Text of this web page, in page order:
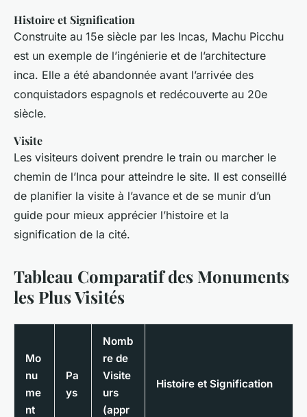
Histoire et Signification
Construite au 15e siècle par les Incas, Machu Picchu
est un exemple de l’ingénierie et de l’architecture
inca. Elle a été abandonnée avant l’arrivée des
conquistadors espagnols et redécouverte au 20e
siècle.
Visite
Les visiteurs doivent prendre le train ou marcher le
chemin de l’Inca pour atteindre le site. Il est conseillé
de planifier la visite à l’avance et de se munir d’un
guide pour mieux apprécier l’histoire et la
signification de la cité.
Tableau Comparatif des Monuments
les Plus Visités
Mo
nu
me
nt
Pa
ys
Nomb
re de
Visite
urs
(appr
Histoire et Signification